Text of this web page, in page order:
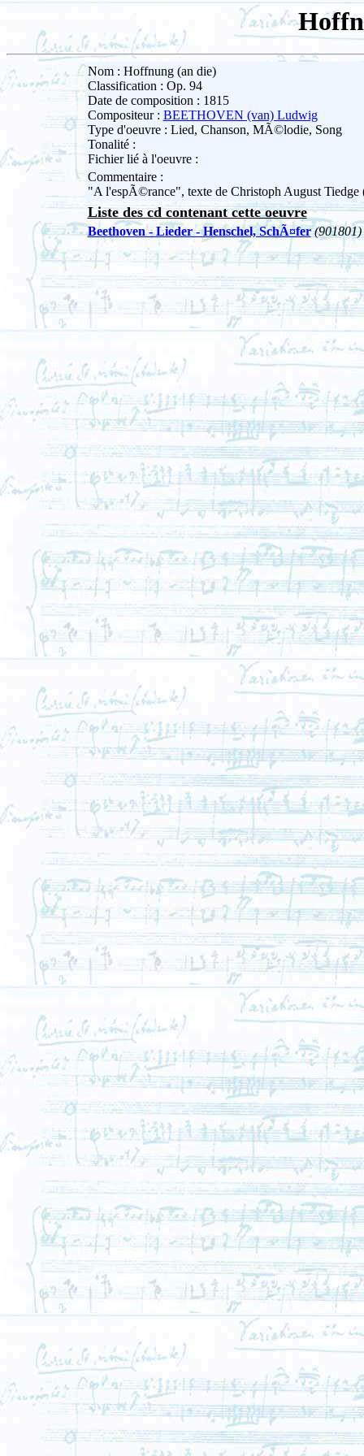
Nom : Hoffnung (an die)
Classification : Op. 94
Date de composition : 1815
Compositeur : BEETHOVEN (van) Ludwig
Type d'oeuvre : Lied, Chanson, MÃ©lodie, Song
Tonalité :
Fichier lié à l'oeuvre :
Commentaire :
"A l'espÃ©rance", texte de Christoph August Tiedge
Liste des cd contenant cette oeuvre
Beethoven - Lieder - Henschel, SchÃ¤fer (901801)